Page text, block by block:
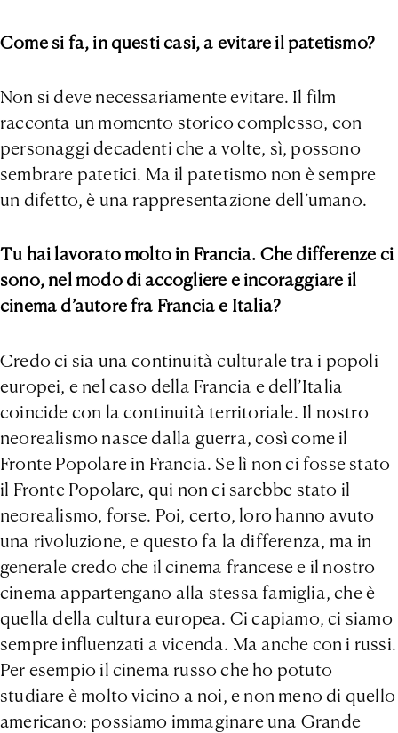
Come si fa, in questi casi, a evitare il patetismo?
Non si deve necessariamente evitare. Il film
racconta un momento storico complesso, con
personaggi decadenti che a volte, sì, possono
sembrare patetici. Ma il patetismo non è sempre
un difetto, è una rappresentazione dell’umano.
Tu hai lavorato molto in Francia. Che differenze ci
sono, nel modo di accogliere e incoraggiare il
cinema d’autore fra Francia e Italia?
Credo ci sia una continuità culturale tra i popoli
europei, e nel caso della Francia e dell’Italia
coincide con la continuità territoriale. Il nostro
neorealismo nasce dalla guerra, così come il
Fronte Popolare in Francia. Se lì non ci fosse stato
il Fronte Popolare, qui non ci sarebbe stato il
neorealismo, forse. Poi, certo, loro hanno avuto
una rivoluzione, e questo fa la differenza, ma in
generale credo che il cinema francese e il nostro
cinema appartengano alla stessa famiglia, che è
quella della cultura europea. Ci capiamo, ci siamo
sempre influenzati a vicenda. Ma anche con i russi.
Per esempio il cinema russo che ho potuto
studiare è molto vicino a noi, e non meno di quello
americano: possiamo immaginare una Grande